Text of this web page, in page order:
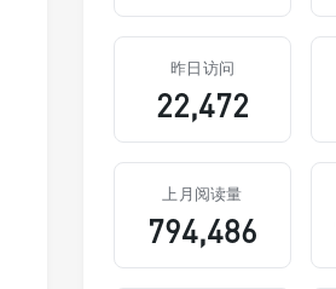
昨日访问
22,472
上月阅读量
794,486